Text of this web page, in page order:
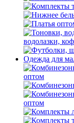
водолазки,
Одежда для
оптом
оптом